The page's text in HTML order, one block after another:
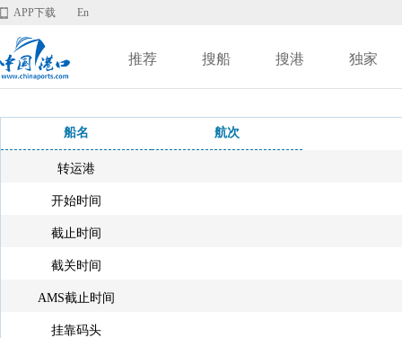
APP下载 En
推荐 搜船 搜港 独家
船名 航次
转运港
开始时间
截止时间
截关时间
AMS截止时间
挂靠码头